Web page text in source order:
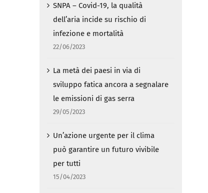
SNPA – Covid-19, la qualità
dell’aria incide su rischio di
infezione e mortalità
22/06/2023
La metà dei paesi in via di
sviluppo fatica ancora a segnalare
le emissioni di gas serra
29/05/2023
Un’azione urgente per il clima
può garantire un futuro vivibile
per tutti
15/04/2023